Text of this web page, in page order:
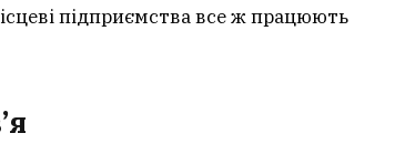
підприємства все ж працюють